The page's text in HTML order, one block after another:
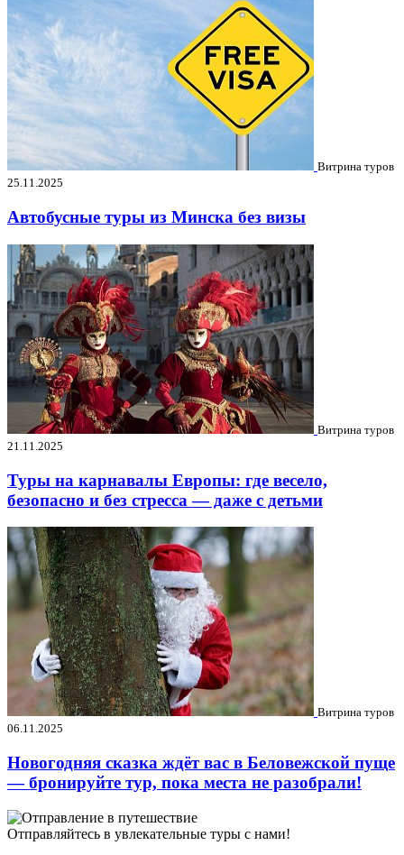
Витрина туров
25.11.2025
Автобусные туры из Минска без визы
Витрина туров
21.11.2025
Туры на карнавалы Европы: где весело,
безопасно и без стресса — даже с детьми
Витрина туров
06.11.2025
Новогодняя сказка ждёт вас в Беловежской пуще
— бронируйте тур, пока места не разобрали!
Отправляйтесь в увлекательные туры с нами!